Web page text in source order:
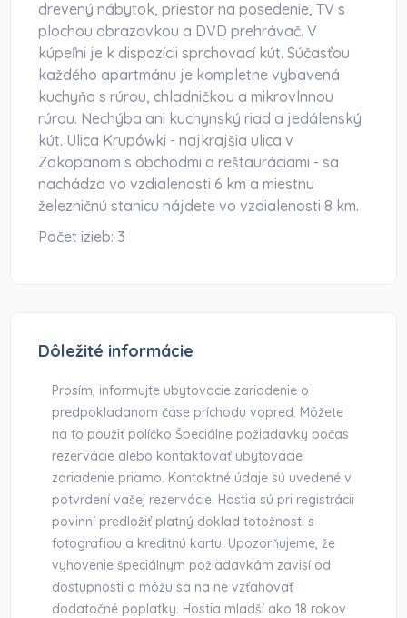
drevený nábytok, priestor na posedenie, TV s
plochou obrazovkou a DVD prehrávač. V
kúpeľni je k dispozícii sprchovací kút. Súčasťou
každého apartmánu je kompletne vybavená
kuchyňa s rúrou, chladničkou a mikrovlnnou
rúrou. Nechýba ani kuchynský riad a jedálenský
kút. Ulica Krupówki - najkrajšia ulica v
Zakopanom s obchodmi a reštauráciami - sa
nachádza vo vzdialenosti 6 km a miestnu
železničnú stanicu nájdete vo vzdialenosti 8 km.
Počet izieb: 3
Dôležité informácie
Prosím, informujte ubytovacie zariadenie o
predpokladanom čase príchodu vopred. Môžete
na to použiť políčko Špeciálne požiadavky počas
rezervácie alebo kontaktovať ubytovacie
zariadenie priamo. Kontaktné údaje sú uvedené v
potvrdení vašej rezervácie. Hostia sú pri registrácii
povinní predložiť platný doklad totožnosti s
fotografiou a kreditnú kartu. Upozorňujeme, že
vyhovenie špeciálnym požiadavkám zavisí od
dostupnosti a môžu sa na ne vzťahovať
dodatočné poplatky. Hostia mladší ako 18 rokov